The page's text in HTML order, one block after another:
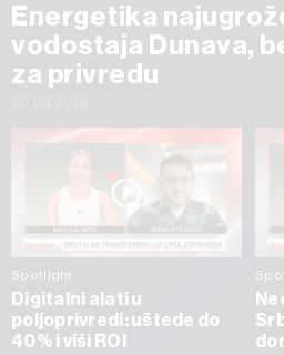
Energetika
vodostaja Dunava,
za privredu
Spotlight
Digitalni alati u
poljoprivredi: uštede do
40% i viši ROI